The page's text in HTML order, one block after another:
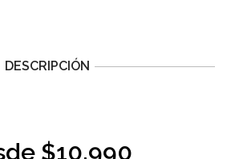
DESCRIPCIÓN
$10.990